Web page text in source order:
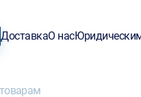
ДоставкаО нас